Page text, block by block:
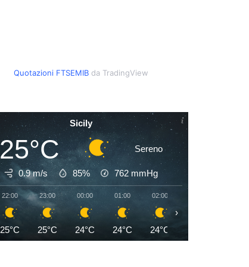
Quotazioni FTSEMIB da TradingView
Sicily
25°C Sereno
0.9 m/s 85% 762 mmHg
22:00
25°C
23:00
25°C
00:00
24°C
01:00
24°C
02:00
24°C
›